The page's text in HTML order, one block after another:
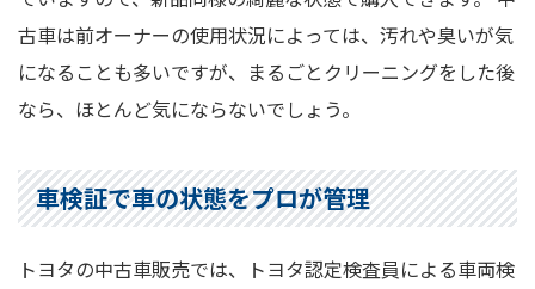
古車は前オーナーの使用状況によっては、汚れや臭いが気
になることも多いですが、まるごとクリーニングをした後
なら、ほとんど気にならないでしょう。
車検証で車の状態をプロが管理
トヨタの中古車販売では、トヨタ認定検査員による車両検